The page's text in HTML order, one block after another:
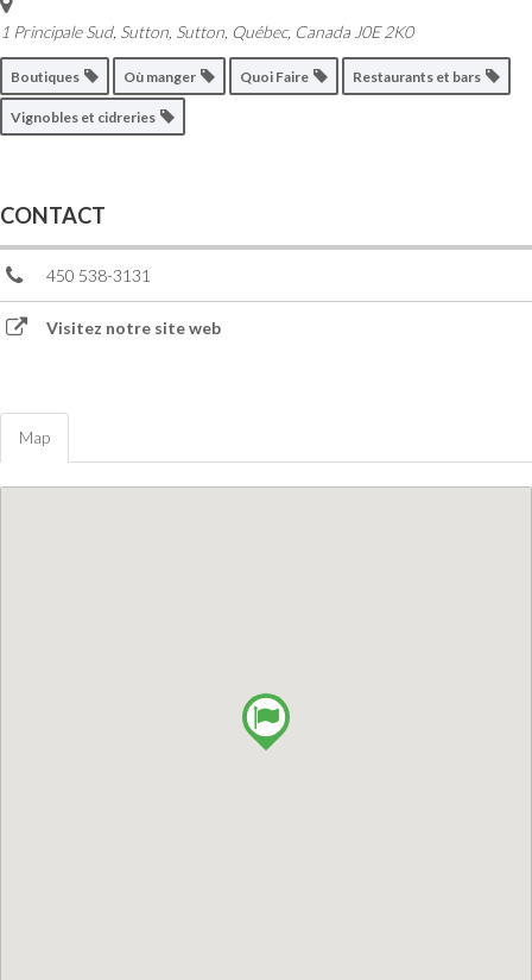
1 Principale Sud, Sutton Sutton, Québec, Canada J0E 2K0
Boutiques Où manger Quoi Faire Restaurants et bars
Vignobles et cidreries
CONTACT
450 538-3131
Visitez notre site web
Map